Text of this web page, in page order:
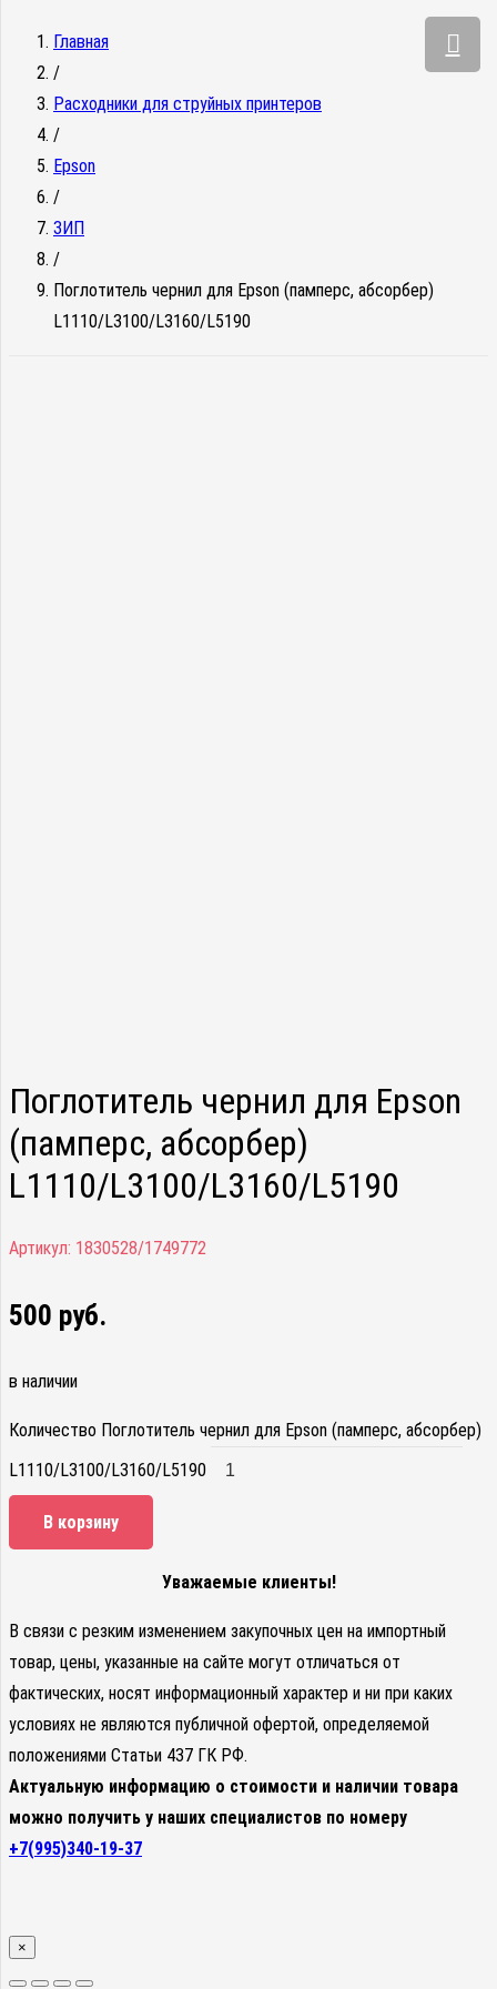
Главная
/
Расходники для струйных принтеров
/
Epson
/
ЗИП
/
Поглотитель чернил для Epson (памперс, абсорбер)
L1110/L3100/L3160/L5190
Поглотитель чернил для Epson
(памперс, абсорбер)
L1110/L3100/L3160/L5190
Артикул: 1830528/1749772
500 руб.
в наличии
Количество Поглотитель чернил для Epson (памперс, абсорбер)
L1110/L3100/L3160/L5190
В корзину
Уважаемые клиенты!
В связи с резким изменением закупочных цен на импортный
товар, цены, указанные на сайте могут отличаться от
фактических, носят информационный характер и ни при каких
условиях не являются публичной офертой, определяемой
положениями Статьи 437 ГК РФ.
Актуальную информацию о стоимости и наличии товара
можно получить у наших специалистов по номеру
+7(995)340-19-37
×